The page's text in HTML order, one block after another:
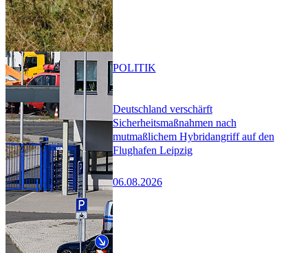
Deutschland verschärft
Sicherheitsmaßnahmen nach
mutmaßlichem Hybridangriff auf den
Flughafen Leipzig
06.08.2026
POLITIK